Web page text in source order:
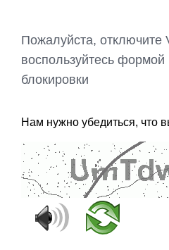
Пожалуйста, отключите
воспользуйтесь
блокировки
Нам нужно убедиться, что